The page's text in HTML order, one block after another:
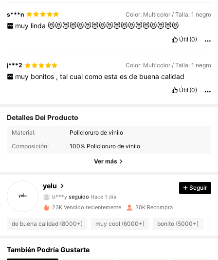
s***n Color: Multicolor / Talla: 1 negro
muy linda 😻😻😻😻😻😻😻😻😻😻😻😻😻😻😻😻😻😻
Útil (0)
j***2 Color: Multicolor / Talla: 1 negro
muy bonitos , tal cual como esta es de buena calidad
Útil (0)
Detalles Del Producto
Material:
Policloruro de vinilo
Composición:
100% Policloruro de vinilo
Ver más
yelu
1.1K Seguidores
1.1K Seguidores
b***y seguido Hace 1 día
4,94
4,94 1.1K Seguidores
4,94 1.1K Seguidores
Seguir
23K Vendido recientemente 30K Recompra
de buena calidad (8000+) muy cool (6000+) bonito (5000+)
También Podría Gustarte